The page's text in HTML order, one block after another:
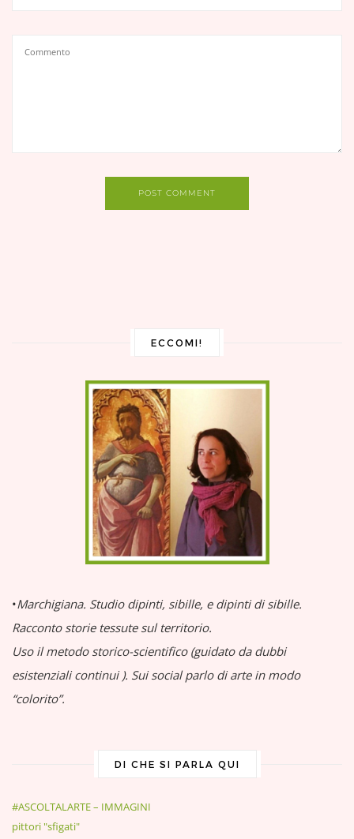
POST COMMENT
ECCOMI!
•Marchigiana. Studio dipinti, sibille, e dipinti di sibille.
Racconto storie tessute sul territorio.
Uso il metodo storico-scientifico (guidato da dubbi
esistenziali continui ). Sui social parlo di arte in modo
“colorito”.
DI CHE SI PARLA QUI
#ASCOLTALARTE – IMMAGINI
pittori "sfigati"